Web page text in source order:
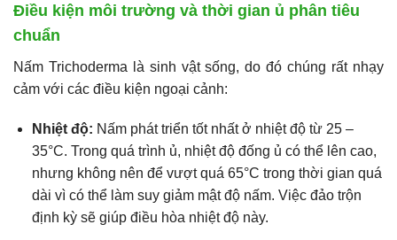
Điều kiện môi trường và thời gian ủ phân tiêu
chuẩn
Nấm Trichoderma là sinh vật sống, do đó chúng rất nhạy
cảm với các điều kiện ngoại cảnh:
Nhiệt độ: Nấm phát triển tốt nhất ở nhiệt độ từ 25 –
35°C. Trong quá trình ủ, nhiệt độ đống ủ có thể lên cao,
nhưng không nên để vượt quá 65°C trong thời gian quá
dài vì có thể làm suy giảm mật độ nấm. Việc đảo trộn
định kỳ sẽ giúp điều hòa nhiệt độ này.